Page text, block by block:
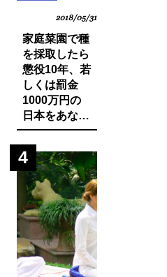
2018/05/31
家庭菜園で種
を採取したら
懲役10年、若
しくは罰金
1000万円の
日本をあなた
は想像できま
すか？今まで
登録品種のみ
禁止されてい
た種採りや脇
芽挿しが原則
禁止の方向
に・・？
4